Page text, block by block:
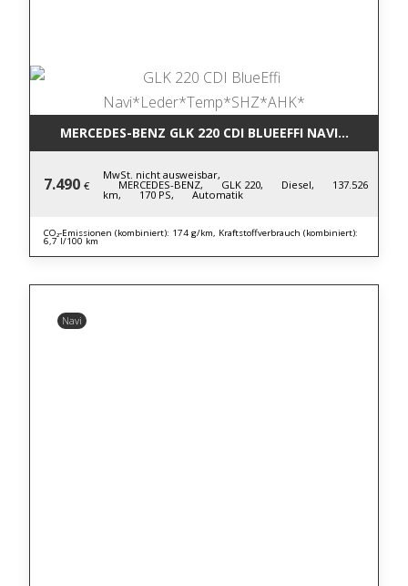
MERCEDES-BENZ GLK 220 CDI
7.490 €
MwSt. nicht ausweisbar,
MERCEDES-BENZ, GLK 220, Diesel, 137.526
km, 170 PS, Automatik
CO₂-Emissionen (kombiniert): 174 g/km, Kraftstoffverbrauch (kombiniert):
6,7 l/100 km
Navi